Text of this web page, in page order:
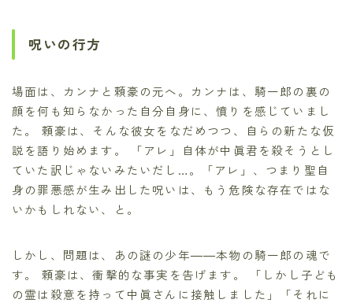
呪いの行方
場面は、カンナと頼豪の元へ。カンナは、騎一郎の裏の
顔を何も知らなかった自分自身に、憤りを感じていまし
た。 頼豪は、そんな彼女をなだめつつ、自らの新たな仮
説を語り始めます。 「アレ」自体が中眞君を殺そうとし
ていた訳じゃないみたいだし…。「アレ」、つまり聖自
身の罪悪感が生み出した呪いは、もう危険な存在ではな
いかもしれない、と。
しかし、問題は、あの謎の少年――本物の騎一郎の魂で
す。 頼豪は、衝撃的な事実を告げます。 「しかし子ども
の霊は殺意を持って中眞さんに接触しました」「それに